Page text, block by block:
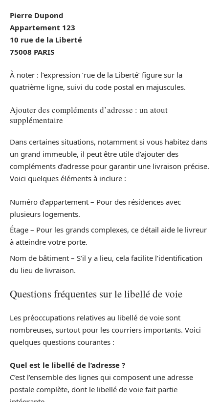
Pierre Dupond
Appartement 123
10 rue de la Liberté
75008 PARIS
À noter : l’expression ‘rue de la Liberté’ figure sur la
quatrième ligne, suivi du code postal en majuscules.
Ajouter des compléments d’adresse : un atout
supplémentaire
Dans certaines situations, notamment si vous habitez dans
un grand immeuble, il peut être utile d’ajouter des
compléments d’adresse pour garantir une livraison précise.
Voici quelques éléments à inclure :
Numéro d’appartement – Pour des résidences avec
plusieurs logements.
Étage – Pour les grands complexes, ce détail aide le livreur
à atteindre votre porte.
Nom de bâtiment – S’il y a lieu, cela facilite l’identification
du lieu de livraison.
Questions fréquentes sur le libellé de voie
Les préoccupations relatives au libellé de voie sont
nombreuses, surtout pour les courriers importants. Voici
quelques questions courantes :
Quel est le libellé de l’adresse ?
C’est l’ensemble des lignes qui composent une adresse
postale complète, dont le libellé de voie fait partie